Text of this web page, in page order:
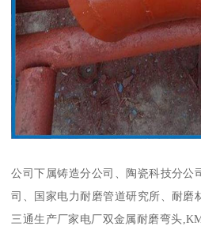
公司下属铸造分公司、陶瓷科技分公
司、国家电力耐磨管道研究所、耐磨
三通生产厂家电厂双金属耐磨弯头